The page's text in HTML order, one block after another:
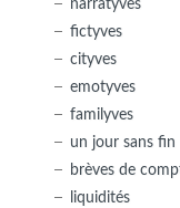
narratyves
fictyves
cityves
emotyves
familyves
un jour sans fin
brèves de
liquidités